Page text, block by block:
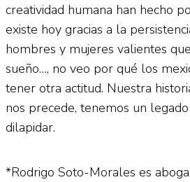
creatividad humana han hecho
existe hoy gracias a la
hombres y mujeres valientes
sueño…, no veo por qué los
tener otra actitud. Nuestra
nos precede, tenemos un
dilapidar.
*Rodrigo Soto-Morales es